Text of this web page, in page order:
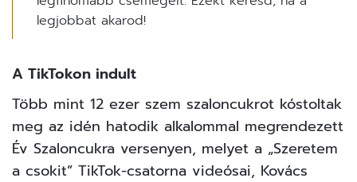
legjobbat akarod!
A TikTokon indult
Több mint 12 ezer szem szaloncukrot kóstoltak
meg az idén hatodik alkalommal megrendezett
Év Szaloncukra versenyen, melyet a „Szeretem
a csokit” TikTok-csatorna videósai, Kovács